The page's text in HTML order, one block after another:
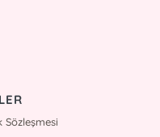
Sözleşmesi